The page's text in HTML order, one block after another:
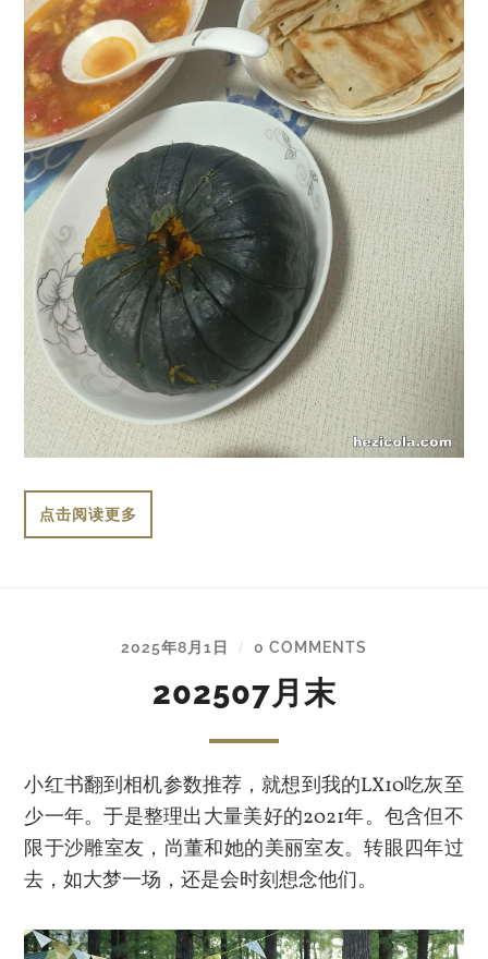
点击阅读更多
2025年8月1日 / 0 COMMENTS
202507月末
小红书翻到相机参数推荐，就想到我的LX10吃灰至
少一年。于是整理出大量美好的2021年。包含但不
限于沙雕室友，尚董和她的美丽室友。转眼四年过
去，如大梦一场，还是会时刻想念他们。